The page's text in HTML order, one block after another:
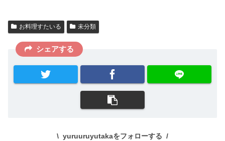
お料理すたいる 未分類
シェアする
yuruuruyutakaをフォローする